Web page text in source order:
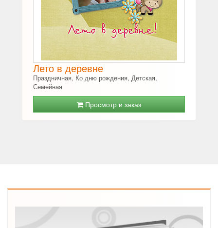
Лето в деревне
Праздничная, Ко дню рождения, Детская,
Семейная
Просмотр и заказ